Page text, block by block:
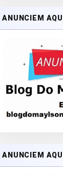
ANUNCIEM AQUI
ANUNCIEM AQUI